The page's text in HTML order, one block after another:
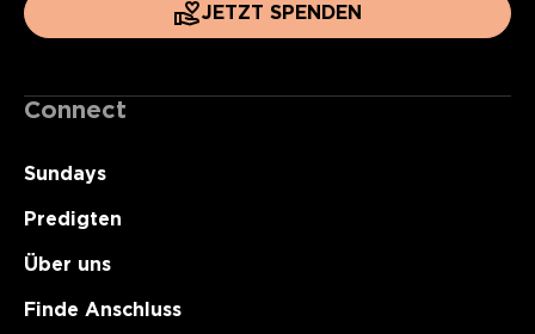
JETZT SPENDEN
Connect
Sundays
Predigten
Über uns
Finde Anschluss